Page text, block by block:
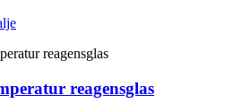
reagensglas